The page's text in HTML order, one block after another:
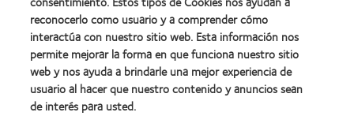
Encuentra tu lente
Tecnología de lentes de contacto
Lentes de contacto y visión
reconocerlo como usuario y a comprender cómo
interactúa con nuestro sitio web. Esta información nos
permite mejorar la forma en que funciona nuestro sitio
web y nos ayuda a brindarle una mejor experiencia de
usuario al hacer que nuestro contenido y anuncios sean
de interés para usted.